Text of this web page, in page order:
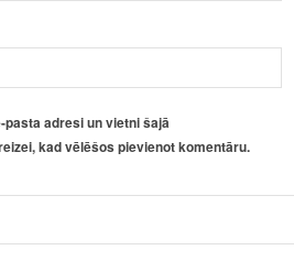
pasta adresi un vietni šajā
kad vēlēšos pievienot komentāru.